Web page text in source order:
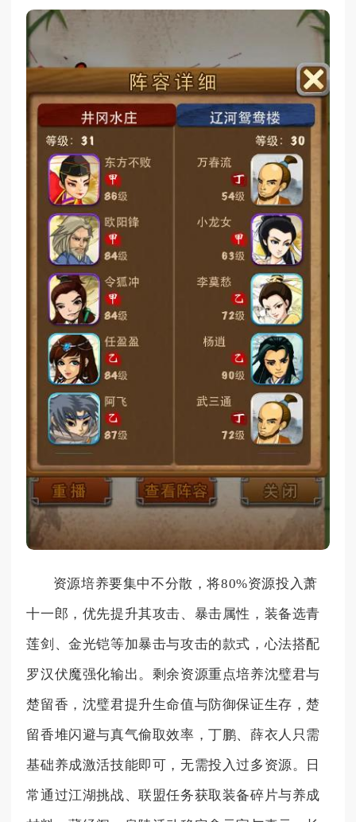
资源培养要集中不分散，将80%资源投入萧
十一郎，优先提升其攻击、暴击属性，装备选青
莲剑、金光铠等加暴击与攻击的款式，心法搭配
罗汉伏魔强化输出。剩余资源重点培养沈璧君与
楚留香，沈璧君提升生命值与防御保证生存，楚
留香堆闪避与真气偷取效率，丁鹏、薛衣人只需
基础养成激活技能即可，无需投入过多资源。日
常通过江湖挑战、联盟任务获取装备碎片与养成